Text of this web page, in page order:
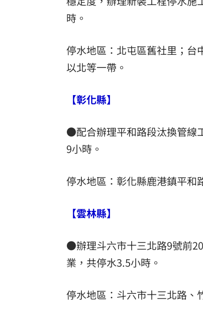
時。
停水地區：北屯區舊社里；台
以北等一帶。
【彰化縣】
●配合辦理平和路段汰換管線
9小時。
停水地區：彰化縣鹿港鎮平和
【雲林縣】
●辦理斗六市十三北路9號前
業，共停水3.5小時。
停水地區：斗六市十三北路、